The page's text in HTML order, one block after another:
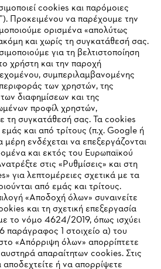
#STIHL
WIRD NICHT
cookies και παρόμοιες
Προκειμένου να παρέχουμε την
ορισμένα «απολύτως
και χωρίς τη συγκατάθεσή σας.
για τη βελτιστοποίηση
χρήστη και την παροχή
συμπεριλαμβανομένης
των χρηστών, της
διαφημίσεων και της
προφίλ χρηστών,
τη συγκατάθεσή σας. Τα cookies
και από τρίτους (π.χ. Google ή
μέρη ενδέχεται να επεξεργάζονται
και εκτός του Ευρωπαϊκού
στις «Ρυθμίσεις» και στη
για λεπτομέρειες σχετικά με τα
από εμάς και τρίτους.
«Αποδοχή όλων» συναινείτε
και τη σχετική επεξεργασία
το νόμο 4624/2019, όπως ισχύει
παράγραφος 1 στοιχείο α) του
«Απόρριψη όλων» απορρίπτετε
απαραίτητων cookies. Στις
αποδεχτείτε ή να απορρίψετε